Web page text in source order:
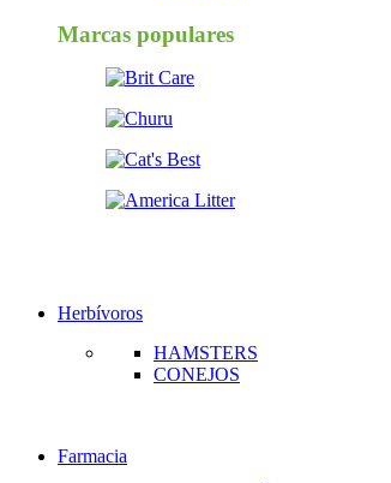
Marcas populares
Herbívoros
HAMSTERS
CONEJOS
Farmacia